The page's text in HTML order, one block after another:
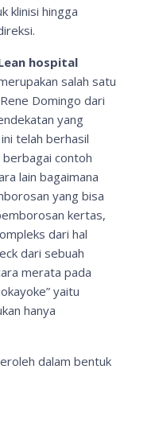
klinisi hingga
hospital
salah satu
Domingo dari
yang
telah berhasil
contoh
lain bagaimana
yang bisa
kertas,
dari hal
dari sebuah
merata pada
yaitu
hanya
dalam bentuk